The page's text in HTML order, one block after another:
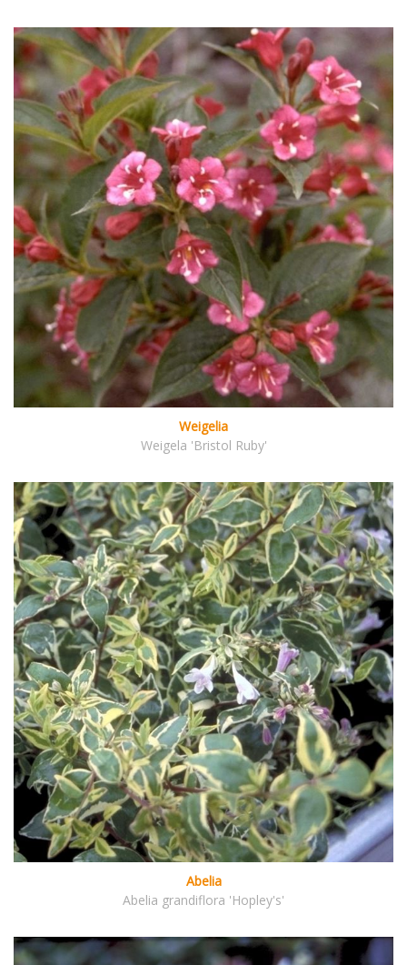
Weigelia
Weigela 'Bristol Ruby'
Abelia
Abelia grandiflora 'Hopley's'